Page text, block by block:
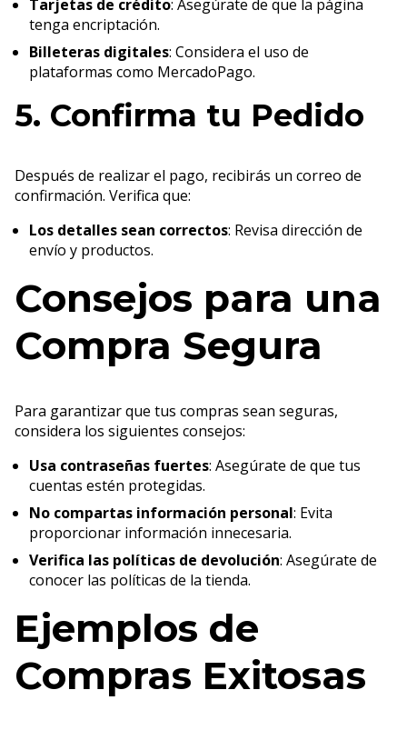
Tarjetas de crédito: Asegúrate de que la página
tenga encriptación.
Billeteras digitales: Considera el uso de
plataformas como MercadoPago.
5. Confirma tu Pedido
Después de realizar el pago, recibirás un correo de
confirmación. Verifica que:
Los detalles sean correctos: Revisa dirección de
envío y productos.
Consejos para una
Compra Segura
Para garantizar que tus compras sean seguras,
considera los siguientes consejos:
Usa contraseñas fuertes: Asegúrate de que tus
cuentas estén protegidas.
No compartas información personal: Evita
proporcionar información innecesaria.
Verifica las políticas de devolución: Asegúrate de
conocer las políticas de la tienda.
Ejemplos de
Compras Exitosas